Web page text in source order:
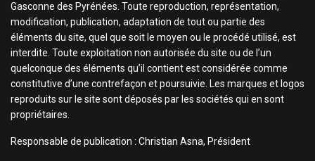
Gasconne des Pyrénées. Toute reproduction, représentation,
modification, publication, adaptation de tout ou partie des
éléments du site, quel que soit le moyen ou le procédé utilisé, est
interdite. Toute exploitation non autorisée du site ou de l’un
quelconque des éléments qu’il contient est considérée comme
constitutive d’une contrefaçon et poursuivie. Les marques et logos
reproduits sur le site sont déposés par les sociétés qui en sont
propriétaires.
Responsable de publication : Christian Asna, Président